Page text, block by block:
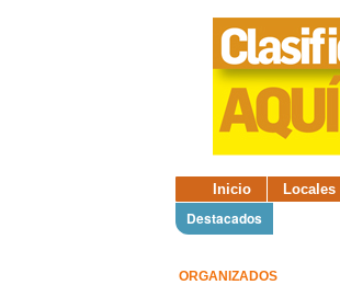
Inicio Locales
Destacados
ORGANIZADOS